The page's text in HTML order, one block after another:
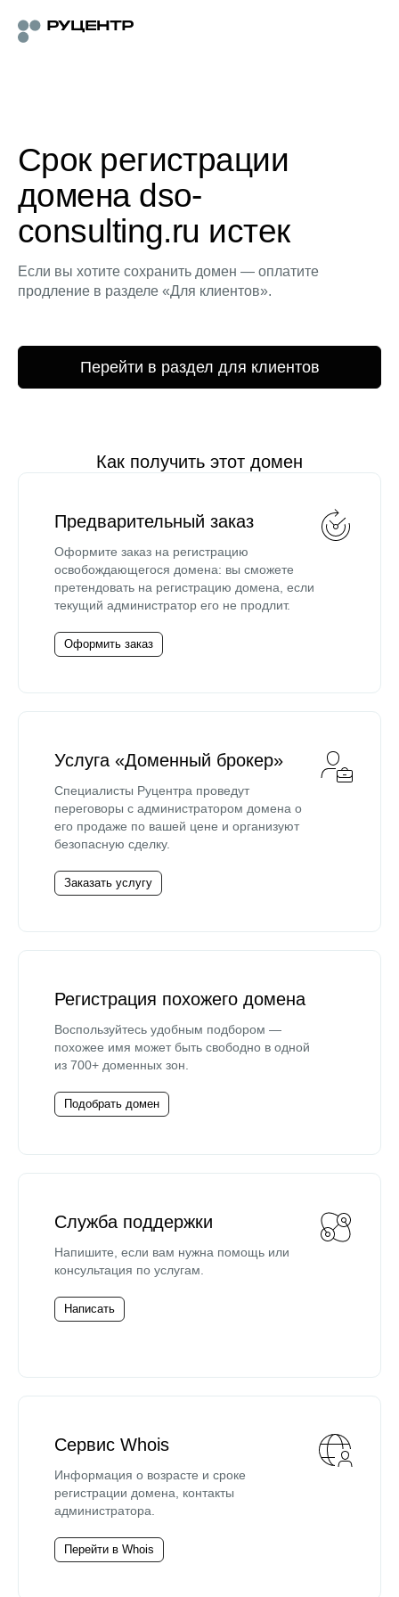
Срок регистрации
домена dso-
consulting.ru истек
Если вы хотите сохранить домен — оплатите
продление в разделе «Для клиентов».
Перейти в раздел для клиентов
Как получить этот домен
Предварительный заказ
Оформите заказ на регистрацию
освобождающегося домена: вы сможете
претендовать на регистрацию домена, если
текущий администратор его не продлит.
Оформить заказ
Услуга «Доменный брокер»
Специалисты Руцентра проведут
переговоры с администратором домена о
его продаже по вашей цене и организуют
безопасную сделку.
Заказать услугу
Регистрация похожего домена
Воспользуйтесь удобным подбором —
похожее имя может быть свободно в одной
из 700+ доменных зон.
Подобрать домен
Служба поддержки
Напишите, если вам нужна помощь или
консультация по услугам.
Написать
Сервис Whois
Информация о возрасте и сроке
регистрации домена, контакты
администратора.
Перейти в Whois